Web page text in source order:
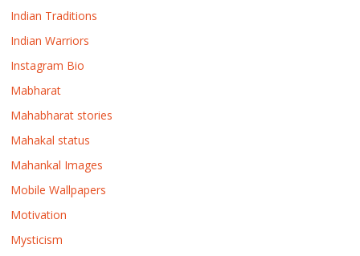
Indian Traditions
Indian Warriors
Instagram Bio
Mabharat
Mahabharat stories
Mahakal status
Mahankal Images
Mobile Wallpapers
Motivation
Mysticism